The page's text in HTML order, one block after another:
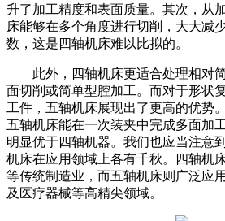
升了加工精度和表面质量。其次，从
床能够在多个角度进行切削，大大减
数，这是四轴机床难以比拟的。
此外，四轴机床更适合处理相对
面切削或简单型腔加工。而对于形状
工件，五轴机床展现出了更高的优势
五轴机床能在一次装夹中完成多面加
明显优于四轴机器。我们也应当注意
机床在应用领域上各有千秋。四轴机
等传统制造业，而五轴机床则广泛应
及医疗器械等高精尖领域。